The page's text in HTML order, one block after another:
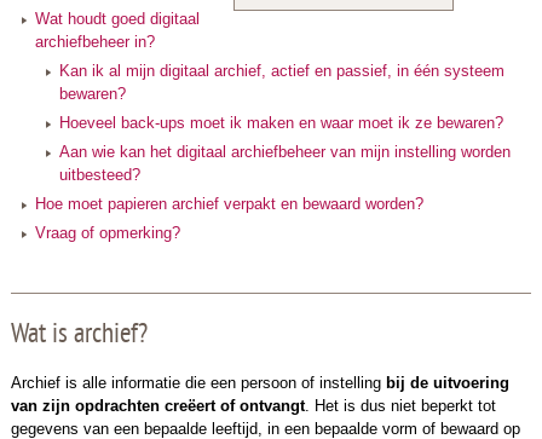
Wat houdt goed digitaal
archiefbeheer in?
Kan ik al mijn digitaal archief, actief en passief, in één systeem
bewaren?
Hoeveel back-ups moet ik maken en waar moet ik ze bewaren?
Aan wie kan het digitaal archiefbeheer van mijn instelling worden
uitbesteed?
Hoe moet papieren archief verpakt en bewaard worden?
Vraag of opmerking?
Wat is archief?
Archief is alle informatie die een persoon of instelling bij de uitvoering
van zijn opdrachten creëert of ontvangt. Het is dus niet beperkt tot
gegevens van een bepaalde leeftijd, in een bepaalde vorm of bewaard op